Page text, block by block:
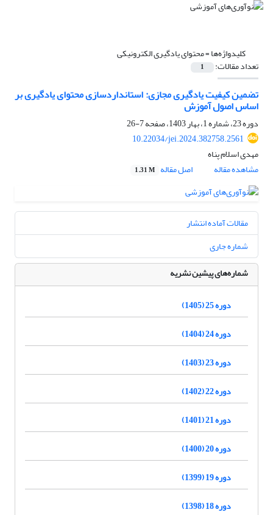
کلیدواژه‌ها =محتوای یادگیری الکترونیکی
تعداد مقالات: 1
تضمین کیفیت یادگیری مجازی: استانداردسازی محتوای یادگیری بر
اساس اصول آموزش
دوره 23، شماره 1، بهار 1403، صفحه
7-26
10.22034/jei.2024.382758.2561
مهدی اسلام پناه
مشاهده مقاله
اصل مقاله 1.31 M
مقالات آماده انتشار
شماره جاری
شماره‌های پیشین نشریه
دوره 25 (1405)
دوره 24 (1404)
دوره 23 (1403)
دوره 22 (1402)
دوره 21 (1401)
دوره 20 (1400)
دوره 19 (1399)
دوره 18 (1398)